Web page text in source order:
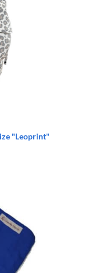
"Leoprint"